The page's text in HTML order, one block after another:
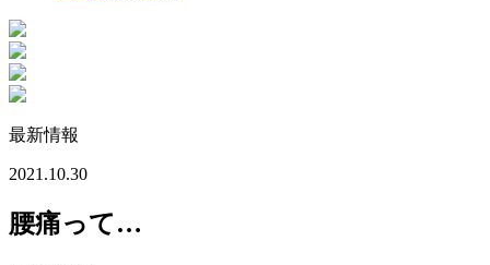
最新情報
2021.10.30
腰痛って…